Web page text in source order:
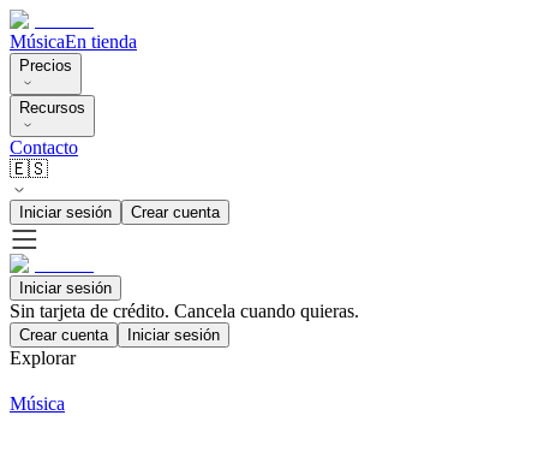
MúsicaEn tienda
Precios
Recursos
Contacto
🇪🇸
Iniciar sesión Crear cuenta
Iniciar sesión
Sin tarjeta de crédito. Cancela cuando quieras.
Crear cuenta Iniciar sesión
Explorar
Música